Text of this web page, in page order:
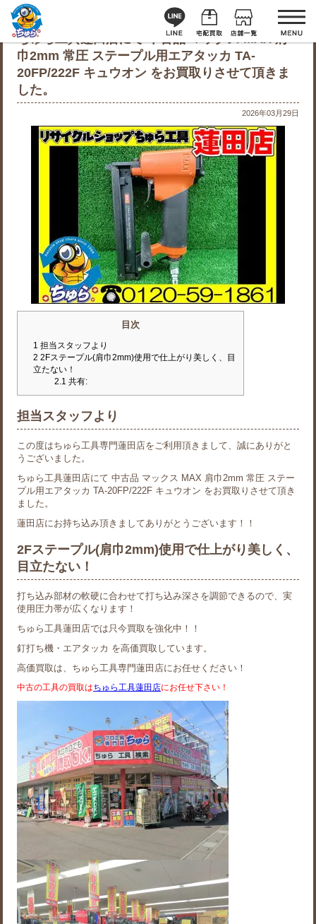
ちゅら工具蓮田店にて 中古品 マックス MAX 肩
巾2mm 常圧 ステープル用エアタッカ TA-
20FP/222F キュウオン をお買取りさせて頂きま
した。
2026年03月29日
目次
1 担当スタッフより
2 2Fステープル(肩巾2mm)使用で仕上がり美しく、目
立たない！
2.1 共有:
担当スタッフより
この度はちゅら工具専門蓮田店をご利用頂きまして、誠にありがと
うございました。
ちゅら工具蓮田店にて 中古品 マックス MAX 肩巾2mm 常圧 ステー
プル用エアタッカ TA-20FP/222F キュウオン をお買取りさせて頂き
ました。
蓮田店にお持ち込み頂きましてありがとうございます！！
2Fステープル(肩巾2mm)使用で仕上がり美しく、
目立たない！
打ち込み部材の軟硬に合わせて打ち込み深さを調節できるので、実
使用圧力帯が広くなります！
ちゅら工具蓮田店では只今買取を強化中！！
釘打ち機・エアタッカ を高価買取しています。
高価買取は、ちゅら工具専門蓮田店にお任せください！
中古の工具の買取はちゅら工具蓮田店にお任せ下さい！